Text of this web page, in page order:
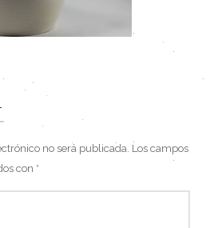
no será publicada. Los campos
con *